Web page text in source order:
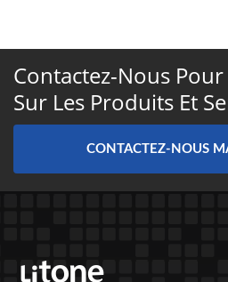
Contactez-Nous
Sur Les Produits Et
CONTACTEZ-NOUS